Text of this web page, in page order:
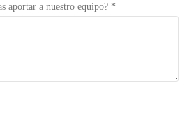
aportar a nuestro equipo? *